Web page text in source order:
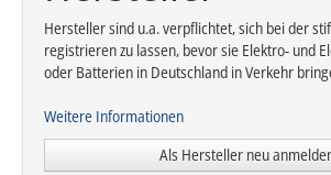
Hersteller sind u.a. verpflichtet, sich bei der
registrieren zu lassen, bevor sie Elektro- und
oder Batterien in Deutschland in Verkehr
Weitere Informationen
Als Hersteller neu